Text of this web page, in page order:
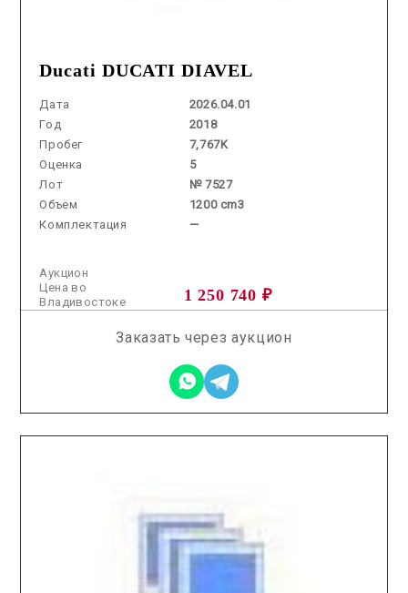
Ducati DUCATI DIAVEL
Дата
2026.04.01
Год
2018
Пробег
7,767K
Оценка
5
Лот
№ 7527
Объем
1200 cm3
Комплектация
—
Аукцион
1 250 740 ₽
Цена во
Владивостоке
Заказать через аукцион